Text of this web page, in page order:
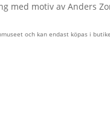
med motiv av Anders
och kan endast köpas i